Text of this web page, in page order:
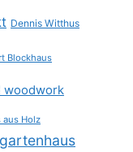
Dennis Witthus
Blockhaus
woodwork
aus Holz
gartenhaus